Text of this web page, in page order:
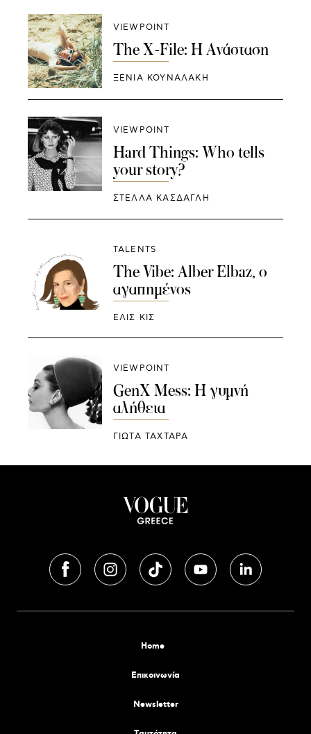
VIEWPOINT
The X-File: Η Ανάσταση
ΞΕΝΙΑ ΚΟΥΝΑΛΑΚΗ
VIEWPOINT
Hard Things: Who tells
your story?
ΣΤΕΛΛΑ ΚΑΣΔΑΓΛΗ
TALENTS
The Vibe: Alber Elbaz, ο
αγαπημένος
ΕΛΙΣ ΚΙΣ
VIEWPOINT
GenX Mess: Η γυμνή
αλήθεια
ΓΙΩΤΑ ΤΑΧΤΑΡΑ
Home
Επικοινωνία
Newsletter